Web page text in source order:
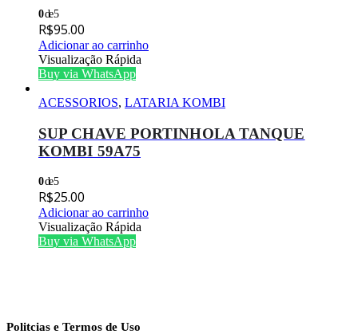
0de 5
R$95.00
Adicionar ao carrinho
Visualização Rápida
Buy via WhatsApp
ACESSORIOS, LATARIA KOMBI
SUP CHAVE PORTINHOLA TANQUE
KOMBI 59A75
0de 5
R$25.00
Adicionar ao carrinho
Visualização Rápida
Buy via WhatsApp
Politcias e Termos de Uso